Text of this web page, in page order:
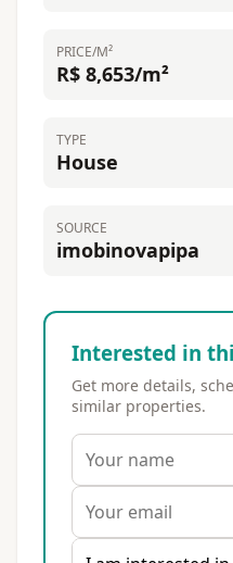
PRICE/M²
R$ 8,653/m²
TYPE
House
SOURCE
imobinovapipa
Interested in
Get more details,
similar properties.